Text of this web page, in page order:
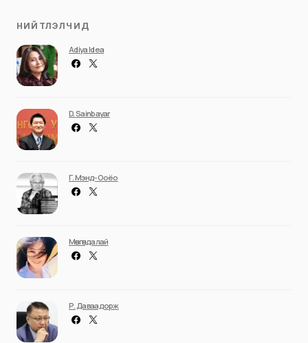
НИЙТЛЭЛЧИД
Adiya Idea
D. Sainbayar
Г. Мэнд-Ооёо
Мөнгөндалай
Р. Даваадорж